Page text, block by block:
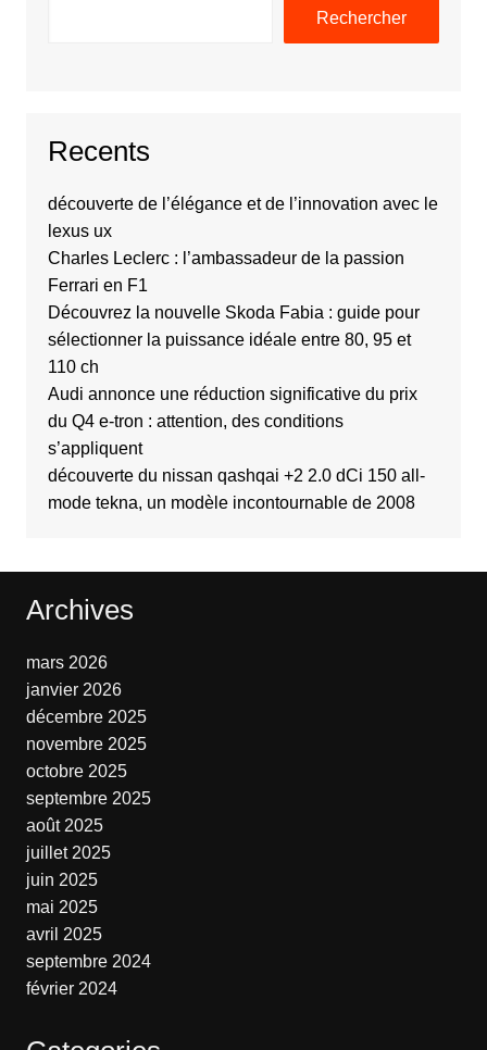
Rechercher
Recents
découverte de l’élégance et de l’innovation avec le
lexus ux
Charles Leclerc : l’ambassadeur de la passion
Ferrari en F1
Découvrez la nouvelle Skoda Fabia : guide pour
sélectionner la puissance idéale entre 80, 95 et
110 ch
Audi annonce une réduction significative du prix
du Q4 e-tron : attention, des conditions
s’appliquent
découverte du nissan qashqai +2 2.0 dCi 150 all-
mode tekna, un modèle incontournable de 2008
Archives
mars 2026
janvier 2026
décembre 2025
novembre 2025
octobre 2025
septembre 2025
août 2025
juillet 2025
juin 2025
mai 2025
avril 2025
septembre 2024
février 2024